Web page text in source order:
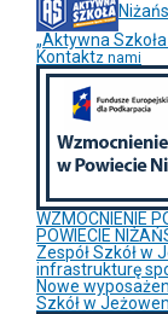
„Aktywna
Kontaktz nami
WZMOCNIENIE
POWIECIE
Zespół Szkół w
infrastrukturę
Nowe
Szkół w